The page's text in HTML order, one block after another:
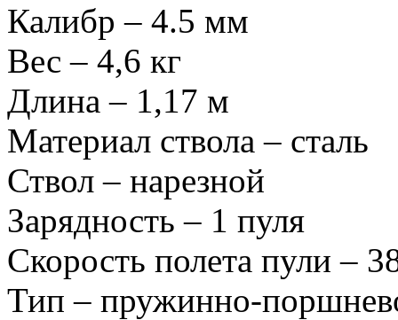
Калибр – 4.5 мм
Вес – 4,6 кг
Длина – 1,17 м
Материал ствола – сталь
Ствол – нарезной
Зарядность – 1 пуля
Скорость полета пули –
Тип – пружинно-